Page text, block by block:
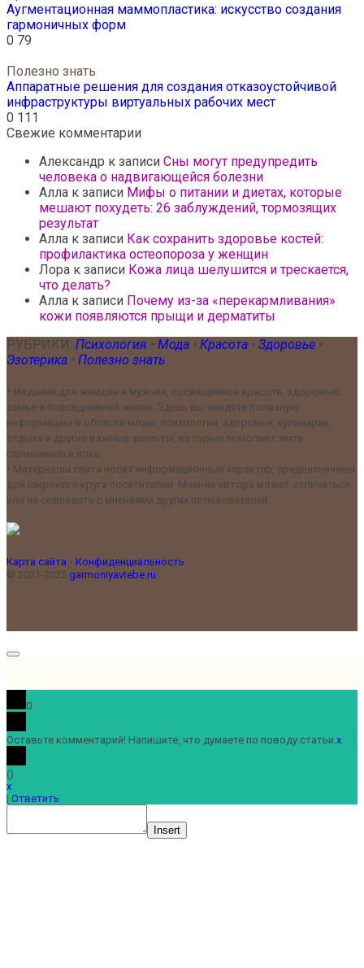
Аугментационная маммопластика: искусство создания
гармоничных форм
0 79
Полезно знать
Аппаратные решения для создания отказоустойчивой
инфраструктуры виртуальных рабочих мест
0 111
Свежие комментарии
Александр к записи Сны могут предупредить
человека о надвигающейся болезни
Алла к записи Мифы о питании и диетах, которые
мешают похудеть: 26 заблуждений, тормозящих
результат
Алла к записи Как сохранить здоровье костей:
профилактика остеопороза у женщин
Лора к записи Кожа лица шелушится и трескается,
что делать?
Алла к записи Почему из-за «перекармливания»
кожи появляются прыщи и дерматиты
РУБРИКИ: Психология • Мода • Красота • Здоровье •
Эзотерика • Полезно знать
• Издание для женщин и мужчин, посвящённое красоте, здоровью,
семье и повседневной жизни. Здесь вы найдёте полезную
информацию в области моды, психологии, здоровья, кулинарии,
отдыха и другие важные аспекты, которые помогают жить
гармонично и ярко.
• Материалы сайта носят информационный характер, предназначены
для широкого круга посетителей. Мнение автора может отличаться
или не совпадать с мнениями других пользователей.
Карта сайта • Конфиденциальность
© 2021-2025 garmoniyavtebe.ru
0
Оставьте комментарий! Напишите, что думаете по поводу статьи.x
()
x
| Ответить
Insert